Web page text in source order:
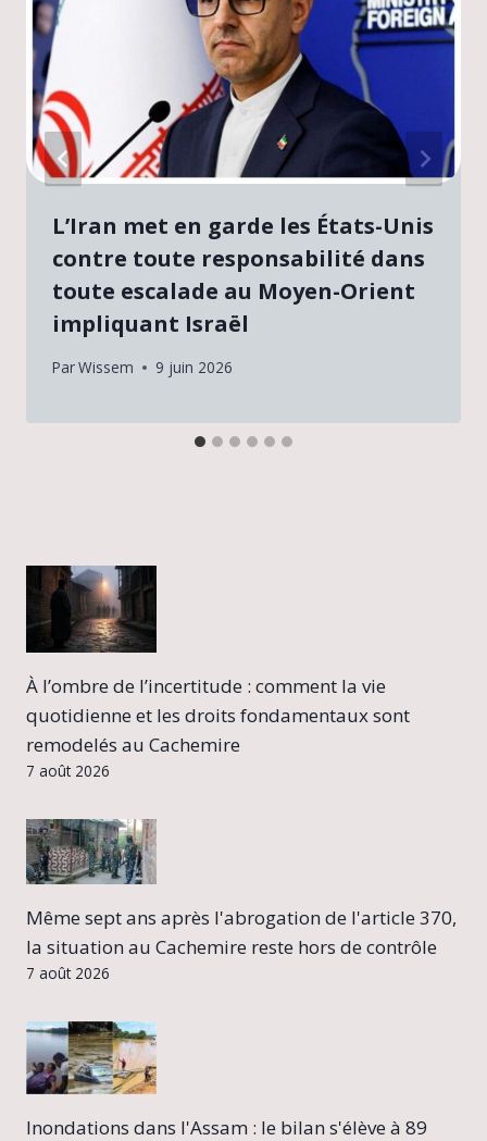
L’Iran met en garde les États-Unis
contre toute responsabilité dans
toute escalade au Moyen-Orient
impliquant Israël
ParWissem 9 juin 2026
À l’ombre de l’incertitude : comment la vie
quotidienne et les droits fondamentaux sont
remodelés au Cachemire
7 août 2026
Même sept ans après l'abrogation de l'article 370,
la situation au Cachemire reste hors de contrôle
7 août 2026
Inondations dans l'Assam : le bilan s'élève à 89